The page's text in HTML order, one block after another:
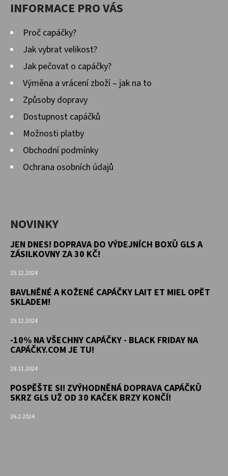
INFORMACE PRO VÁS
Proč capáčky?
Jak vybrat velikost?
Jak pečovat o capáčky?
Výměna a vrácení zboží – jak na to
Způsoby dopravy
Dostupnost capáčků
Možnosti platby
Obchodní podmínky
Ochrana osobních údajů
NOVINKY
JEN DNES! DOPRAVA DO VÝDEJNÍCH BOXŮ GLS A
ZÁSILKOVNY ZA 30 KČ!
15.12.2024
BAVLNĚNÉ A KOŽENÉ CAPÁČKY LAIT ET MIEL OPĚT
SKLADEM!
15.12.2024
-10% NA VŠECHNY CAPÁČKY - BLACK FRIDAY NA
CAPÁČKY.COM JE TU!
28.11.2024
POSPĚŠTE SI! ZVÝHODNĚNÁ DOPRAVA CAPÁČKŮ
SKRZ GLS UŽ OD 30 KAČEK BRZY KONČÍ!
26.2.2024